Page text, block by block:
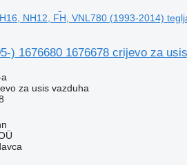
NH12, FH, VNL780 (1993-2014)
) 1676680 1676678 crijevo za
za usis vazduha